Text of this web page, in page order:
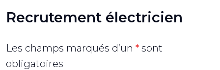
Recrutement électricien
Les champs marqués d’un * sont
obligatoires